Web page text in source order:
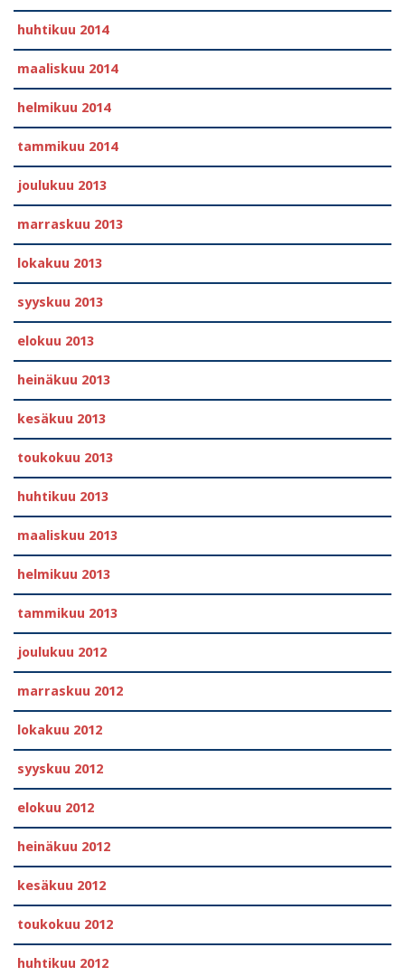
huhtikuu 2014
maaliskuu 2014
helmikuu 2014
tammikuu 2014
joulukuu 2013
marraskuu 2013
lokakuu 2013
syyskuu 2013
elokuu 2013
heinäkuu 2013
kesäkuu 2013
toukokuu 2013
huhtikuu 2013
maaliskuu 2013
helmikuu 2013
tammikuu 2013
joulukuu 2012
marraskuu 2012
lokakuu 2012
syyskuu 2012
elokuu 2012
heinäkuu 2012
kesäkuu 2012
toukokuu 2012
huhtikuu 2012